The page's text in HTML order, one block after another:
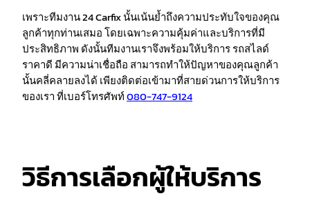
เพราะทีมงาน 24 Carfix นั้นเน้นย้ำถึงความประทับใจของคุณ
ลูกค้าทุกท่านเสมอ โดยเฉพาะความคุ้มค่าและบริการที่มี
ประสิทธิภาพ ดังนั้นทีมงานเราจึงพร้อมให้บริการ รถสไลด์
ราคาดี มีความน่าเชื่อถือ สามารถทำให้ปัญหาของคุณลูกค้า
นั้นคลี่คลายลงได้ เพียงติดต่อเข้ามาที่สายด่วนการให้บริการ
ของเรา ที่เบอร์โทรศัพท์080-747-9124
วิธีการเลือกผู้ให้บริการ